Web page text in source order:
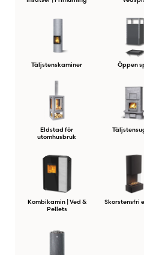
Täljstenskaminer Öppen
Eldstad för
utomhusbruk
Kombikamin | Ved &
Pellets
Skorstensfri